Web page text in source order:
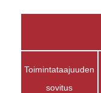
Toimintataajuuden
sovitus